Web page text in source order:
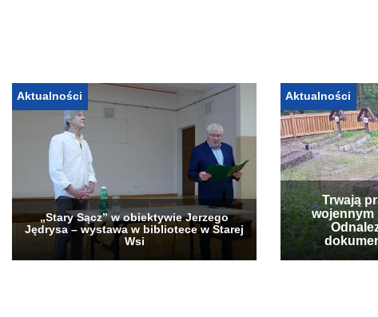
Aktualności
„Stary Sącz” w obiektywie Jerzego
Jędrysa – wystawa w bibliotece w Starej
Wsi
Aktualności
Trwają
wojennym